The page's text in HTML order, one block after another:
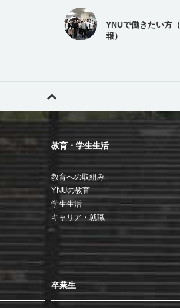
YNUで働きたい方
報）
教育・学生生活
教育への取組み
YNUの教育
学生生活
キャリア・就職
卒業生